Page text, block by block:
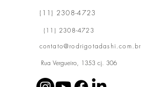
(11) 2308-4723
(11) 2308-4723
contato@rodrigotadashi.com.br
Rua Vergueiro, 1353 cj. 306